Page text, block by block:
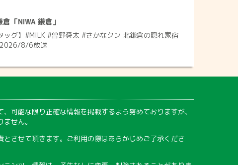
「NIWA 鎌倉」
ッグ】#MILK #曽野舜太 #さかなクン 北鎌倉の隠れ家宿
2026/8/6放送
可能な限り正確な情報を掲載するよう努めておりますが、
せん。
させて頂きます。ご利用の際はあらかじめご了承くださ